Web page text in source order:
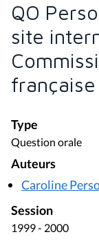
QO
site
française
Type
Question orale
Auteurs
Caroline
Session
1999 - 2000